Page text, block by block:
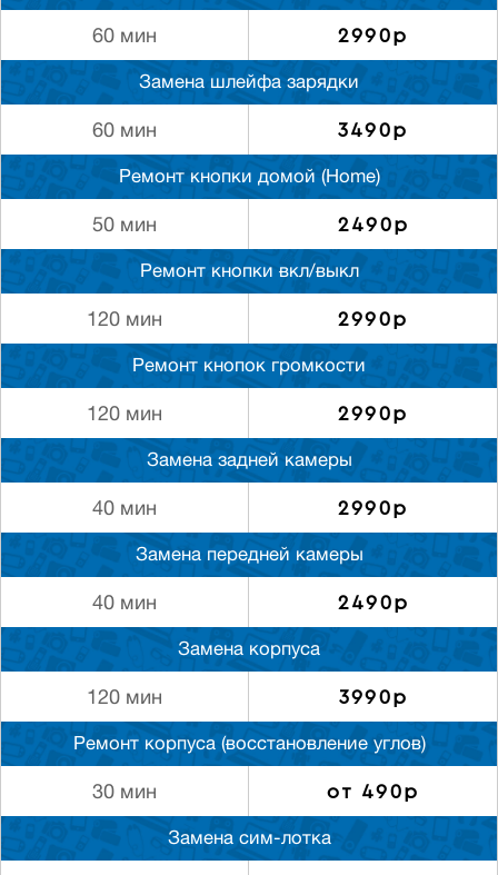
60 мин 2990р
Замена шлейфа зарядки
60 мин 3490р
Ремонт кнопки домой (Home)
50 мин 2490р
Ремонт кнопки вкл/выкл
120 мин 2990р
Ремонт кнопок громкости
120 мин 2990р
Замена задней камеры
40 мин 2990р
Замена передней камеры
40 мин 2490р
Замена корпуса
120 мин 3990р
Ремонт корпуса (восстановление углов)
30 мин от 490р
Замена сим-лотка